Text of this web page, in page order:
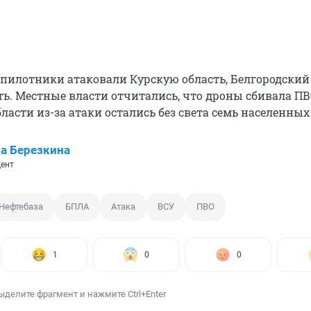
атаковали Курскую область,
Местные власти отчитались, что дроны сбивала
из-за атаки остались без света семь
Березкина
БПЛА Атака ВСУ ПВО
1 0 0
фрагмент и нажмите Ctrl+Enter